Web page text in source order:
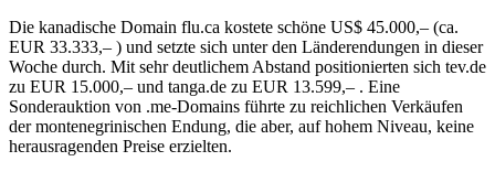
Die kanadische Domain flu.ca kostete schöne US$ 45.000,– (ca.
EUR 33.333,– ) und setzte sich unter den Länderendungen in dieser
Woche durch. Mit sehr deutlichem Abstand positionierten sich tev.de
zu EUR 15.000,– und tanga.de zu EUR 13.599,– . Eine
Sonderauktion von .me-Domains führte zu reichlichen Verkäufen
der montenegrinischen Endung, die aber, auf hohem Niveau, keine
herausragenden Preise erzielten.